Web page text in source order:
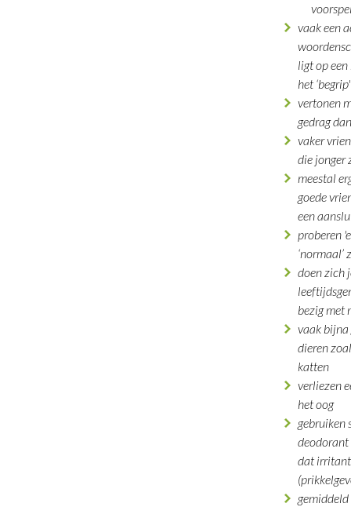
vaak een
ligt op
het
vertonen
gedrag
vaker
die jonger
meestal
goede
een
proberen
doen zich
bezig met
vaak bijna
dieren
katten
verliezen
het oog
gebruiken
dat